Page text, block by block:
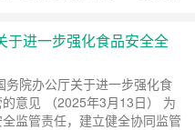
于进一步强化食品安全全
务院办公厅关于进一步强化食
意见 （2025年3月13日） 为
监管责任，建立健全协同监管